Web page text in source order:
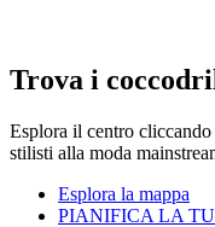
Trova i
Esplora il centro
stilisti alla moda
Esplora la mappa
PIANIFICA LA